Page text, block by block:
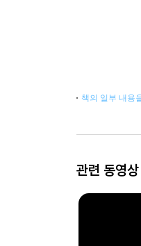
책의 일부 내용
관련 동영상